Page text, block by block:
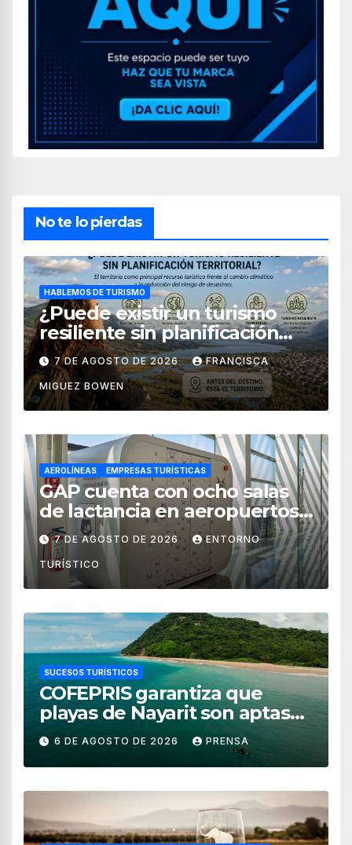
No te lo pierdas
HABLEMOS DE TURISMO
¿Puede existir un turismo
resiliente sin planificación
territorial?
7 DE AGOSTO DE 2026 FRANCISCA
MIGUEZ BOWEN
AEROLÍNEAS EMPRESAS TURÍSTICAS
GAP cuenta con ocho salas
de lactancia en aeropuertos
de México
7 DE AGOSTO DE 2026 ENTORNO
TURÍSTICO
SUCESOS TURÍSTICOS
COFEPRIS garantiza que
playas de Nayarit son aptas
para uso recreativo
6 DE AGOSTO DE 2026 PRENSA